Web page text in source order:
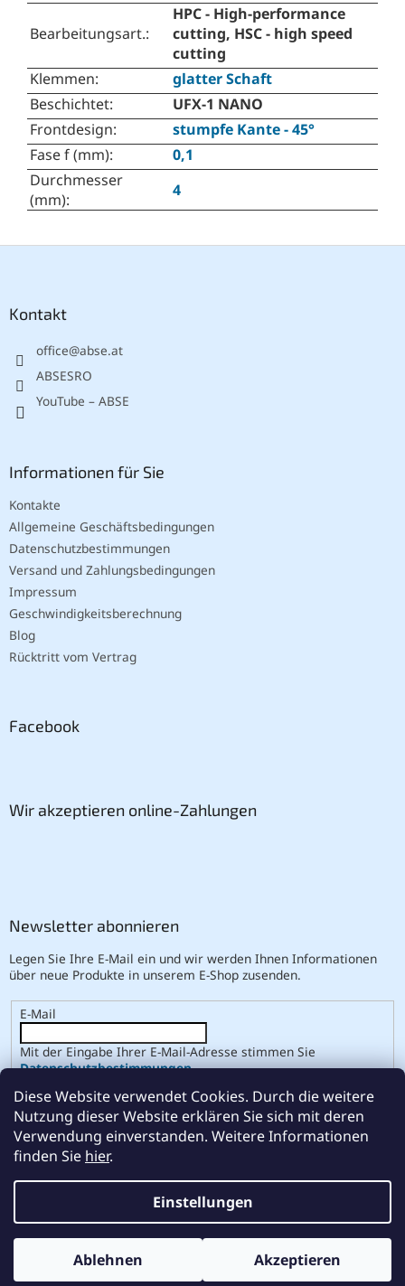
Diese Website verwendet Cookies. Durch die weitere
Nutzung dieser Website erklären Sie sich mit deren
Verwendung einverstanden. Weitere Informationen
finden Sie hier.
Einstellungen
Ablehnen Akzeptieren
Bearbeitungsart.:
HPC - High-performance
cutting, HSC - high speed
cutting
Klemmen:
glatter Schaft
Beschichtet:
UFX-1 NANO
Frontdesign:
stumpfe Kante - 45°
Fase f (mm):
0,1
Durchmesser
(mm): 4
Kontakt
office@abse.at
ABSESRO
YouTube – ABSE
Informationen für Sie
Kontakte
Allgemeine Geschäftsbedingungen
Datenschutzbestimmungen
Versand und Zahlungsbedingungen
Impressum
Geschwindigkeitsberechnung
Blog
Rücktritt vom Vertrag
Facebook
Wir akzeptieren online-Zahlungen
Newsletter abonnieren
Legen Sie Ihre E-Mail ein und wir werden Ihnen Informationen
über neue Produkte in unserem E-Shop zusenden.
E-Mail
Mit der Eingabe Ihrer E-Mail-Adresse stimmen Sie
Datenschutzbestimmungen.
ANMELDEN
Copyright 2026ABSE. Alle Rechte vorbehalten.Cookie-
Einstellungen ändern